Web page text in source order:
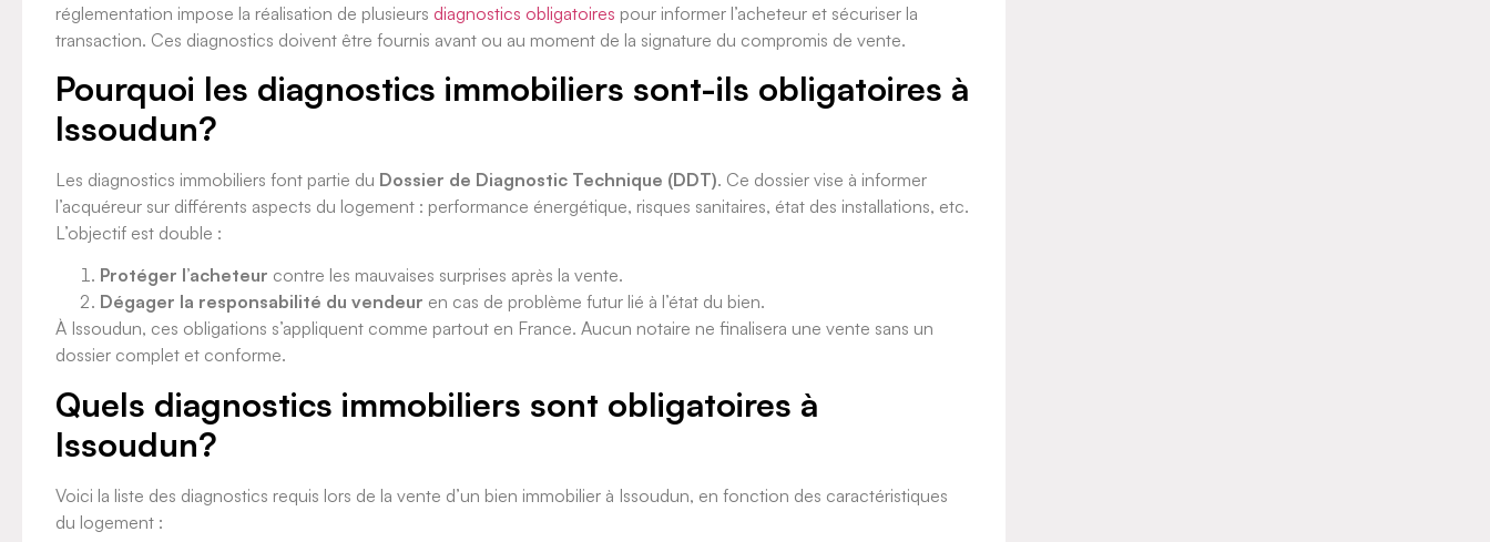
réglementation impose la réalisation de plusieurs diagnostics obligatoires pour informer l’acheteur et sécuriser la
transaction. Ces diagnostics doivent être fournis avant ou au moment de la signature du compromis de vente.
Pourquoi les diagnostics immobiliers sont-ils obligatoires à
Issoudun?
Les diagnostics immobiliers font partie du Dossier de Diagnostic Technique (DDT). Ce dossier vise à informer
l’acquéreur sur différents aspects du logement : performance énergétique, risques sanitaires, état des installations, etc.
L’objectif est double :
Protéger l’acheteur contre les mauvaises surprises après la vente.
Dégager la responsabilité du vendeur en cas de problème futur lié à l’état du bien.
À Issoudun, ces obligations s’appliquent comme partout en France. Aucun notaire ne finalisera une vente sans un
dossier complet et conforme.
Quels diagnostics immobiliers sont obligatoires à
Issoudun?
Voici la liste des diagnostics requis lors de la vente d’un bien immobilier à Issoudun, en fonction des caractéristiques
du logement :